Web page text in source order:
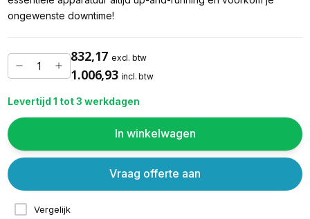
ongewenste downtime!
832,17 excl. btw
1.006,93 incl. btw
Levertijd 1 tot 3 werkdagen
In winkelwagen
Vergelijk
Vraag offerte aan